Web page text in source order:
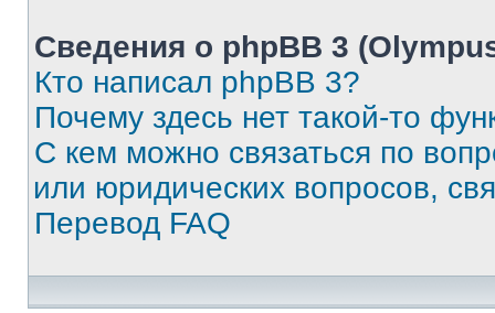
Сведения о phpBB 3
Кто написал phpBB 3?
Почему здесь нет такой-то
С кем можно связаться по
или юридических вопросов,
Перевод FAQ